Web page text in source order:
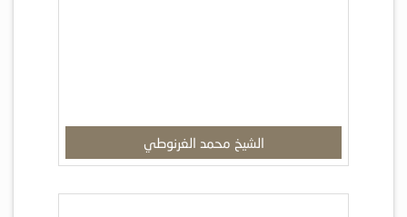
الشيخ محمد الغرنوطي